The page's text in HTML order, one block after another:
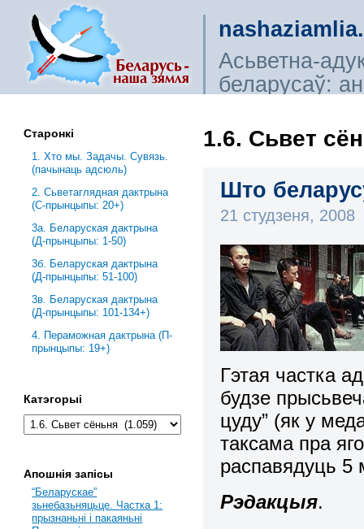
Асьветна-
беларусаў:
1.6. Сьвет
Што
21 студзеня, 2008
Гэтая частка
будзе
цуду” (як у
таксама пра
распавядуць 5
Рэдакцыя.
Старонкі
1. Хто мы. Задачы. Сувязь.
(пачынаць адсюль)
2. Сьветаглядная дактрына
(С-прынцыпы: 20+)
3a. Беларуская дактрына
(Д-прынцыпы: 1-50)
3б. Беларуская дактрына
(Д-прынцыпы: 51-100)
3в. Беларуская дактрына
(Д-прынцыпы: 101-134+)
4. Пераможная дактрына (П-
прынцыпы: 19+)
Катэгорыі
Апошнія запісы
“Беларускае”
зьнебазьняцьце. Частка 1:
прызнаньні і пакаяньні